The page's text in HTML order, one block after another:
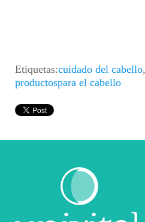
Etiquetas:cuidado del cabello,
productospara el cabello